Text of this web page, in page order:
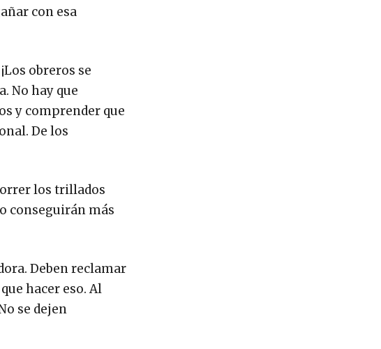
con esa
obreros se
No hay que
y comprender que
De los
los trillados
conseguirán más
Deben reclamar
hacer eso. Al
se dejen